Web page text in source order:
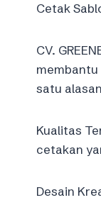
Cetak
CV.
membantu
satu
Kualitas
cetakan
Desain